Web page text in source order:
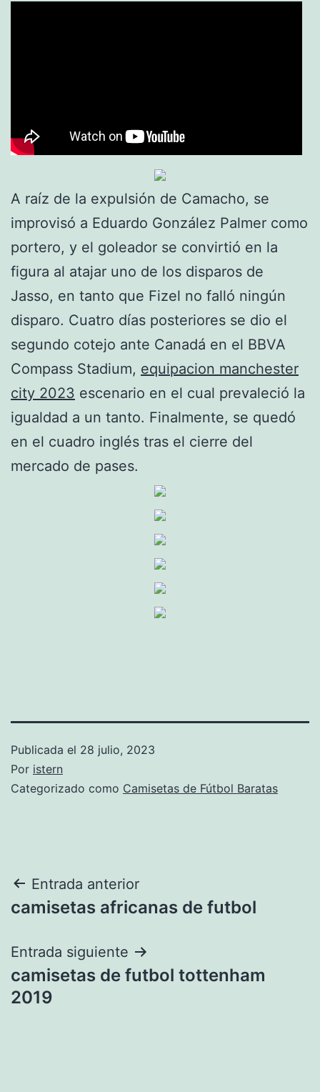
A raíz de la expulsión de Camacho, se
improvisó a Eduardo González Palmer como
portero, y el goleador se convirtió en la
figura al atajar uno de los disparos de
Jasso, en tanto que Fizel no falló ningún
disparo. Cuatro días posteriores se dio el
segundo cotejo ante Canadá en el BBVA
Compass Stadium, equipacion manchester
city 2023 escenario en el cual prevaleció la
igualdad a un tanto. Finalmente, se quedó
en el cuadro inglés tras el cierre del
mercado de pases.
Publicada el 28 julio, 2023
Por istern
Categorizado como Camisetas de Fútbol Baratas
Navegación
de
entradas
Entrada anterior
camisetas africanas de futbol
Entrada siguiente
camisetas de futbol tottenham
2019